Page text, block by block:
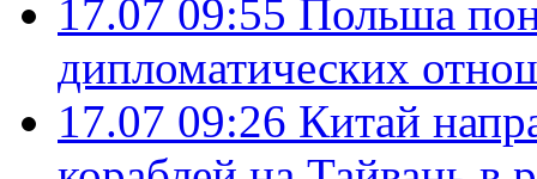
17.07 09:55 Польша
дипломатических
17.07 09:26 Китай